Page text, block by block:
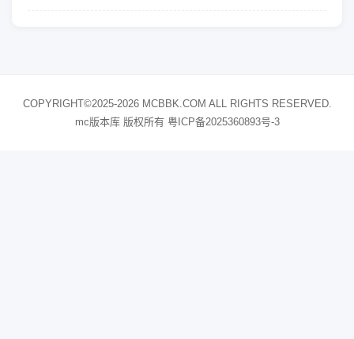
COPYRIGHT©2025-2026 MCBBK.COM ALL RIGHTS RESERVED.
mc版本库 版权所有 粤ICP备2025360893号-3